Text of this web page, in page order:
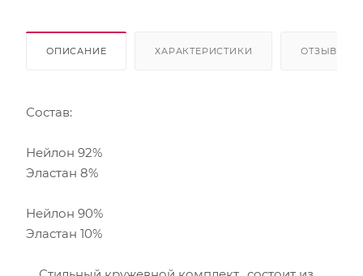
ОПИСАНИЕ ХАРАКТЕРИСТИКИ ОТЗЫВЫ
Состав:
Нейлон 92%
Эластан 8%
Нейлон 90%
Эластан 10%